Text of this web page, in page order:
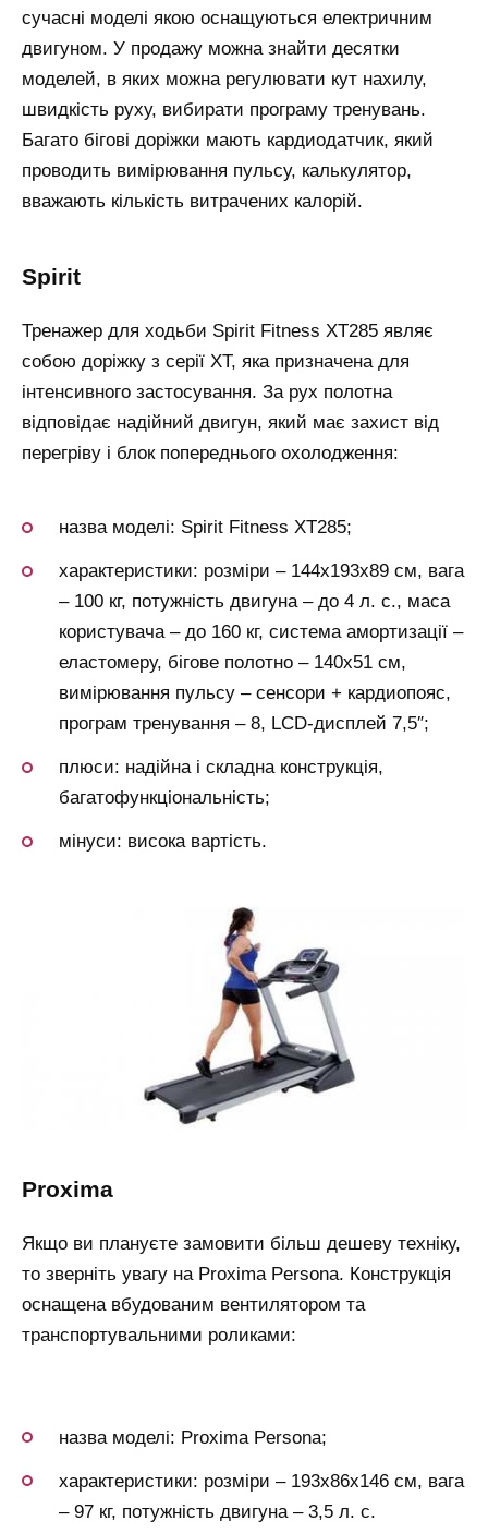
сучасні моделі якою оснащуються електричним
двигуном. У продажу можна знайти десятки
моделей, в яких можна регулювати кут нахилу,
швидкість руху, вибирати програму тренувань.
Багато бігові доріжки мають кардиодатчик, який
проводить вимірювання пульсу, калькулятор,
вважають кількість витрачених калорій.
spirit
Тренажер для ходьби Spirit Fitness XT285 являє
собою доріжку з серії XT, яка призначена для
інтенсивного застосування. За рух полотна
відповідає надійний двигун, який має захист від
перегріву і блок попереднього охолодження:
назва моделі: Spirit Fitness XT285;
характеристики: розміри – 144х193х89 см, вага
– 100 кг, потужність двигуна – до 4 л. с., маса
користувача – до 160 кг, система амортизації –
еластомеру, бігове полотно – 140х51 см,
вимірювання пульсу – сенсори + кардиопояс,
програм тренування – 8, LCD-дисплей 7,5″;
плюси: надійна і складна конструкція,
багатофункціональність;
мінуси: висока вартість.
proxima
Якщо ви плануєте замовити більш дешеву техніку,
то зверніть увагу на Proxima Persona. Конструкція
оснащена вбудованим вентилятором та
транспортувальними роликами:
назва моделі: Proxima Persona;
характеристики: розміри – 193х86х146 см, вага
– 97 кг, потужність двигуна – 3,5 л. с.